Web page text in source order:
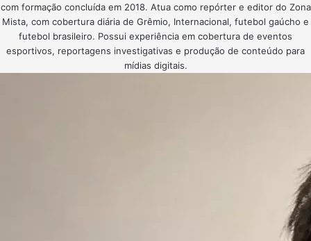
com formação concluída em 2018. Atua como repórter e editor do Zona
Mista, com cobertura diária de Grêmio, Internacional, futebol gaúcho e
futebol brasileiro. Possui experiência em cobertura de eventos
esportivos, reportagens investigativas e produção de conteúdo para
mídias digitais.